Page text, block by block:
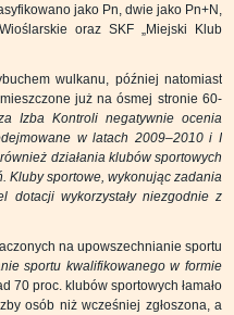
jako Pn, dwie jako Pn+N,
oraz SKF „Miejski Klub
wulkanu, później natomiast
już na ósmej stronie 60-
Izba Kontroli negatywnie ocenia
w latach 2009–2010 i I
działania klubów sportowych
Kluby sportowe, wykonując zadania
dotacji wykorzystały niezgodnie z
na upowszechnianie sportu
sportu kwalifikowanego w formie
70 proc. klubów sportowych łamało
osób niż wcześniej zgłoszona, a